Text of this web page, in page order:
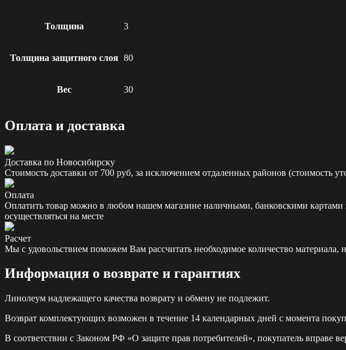
Толщина 3
Толщина защитного слоя 80
Вес 30
Оплата и доставка
Доставка по Новосибирску
Стоимость доставки от 700 руб, за исключением отдаленных районов (стоимость
Оплата
Оплатить товар можно в любом нашем магазине наличными, банковскими
осуществляться на месте
Расчет
Мы с удовольствием поможем Вам рассчитать необходимое количество материала,
Информация о возврате и гарантиях
Линолеум надлежащего качества возврату и обмену не подлежит.
Возврат комплектующих возможен в течение 14 календарных дней с момента
В соответствии с Законом РФ «О защите прав потребителей», покупатель вправе